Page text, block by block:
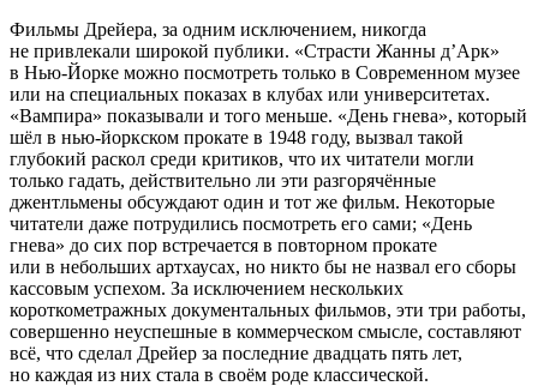
Фильмы Дрейера, за одним исключением, никогда
не привлекали широкой публики. «Страсти Жанны д’Арк»
в Нью-Йорке можно посмотреть только в Современном музее
или на специальных показах в клубах или университетах.
«Вампира» показывали и того меньше. «День гнева», который
шёл в нью-йоркском прокате в 1948 году, вызвал такой
глубокий раскол среди критиков, что их читатели могли
только гадать, действительно ли эти разгорячённые
джентльмены обсуждают один и тот же фильм. Некоторые
читатели даже потрудились посмотреть его сами; «День
гнева» до сих пор встречается в повторном прокате
или в небольших артхаусах, но никто бы не назвал его сборы
кассовым успехом. За исключением нескольких
короткометражных документальных фильмов, эти три работы,
совершенно неуспешные в коммерческом смысле, составляют
всё, что сделал Дрейер за последние двадцать пять лет,
но каждая из них стала в своём роде классической.